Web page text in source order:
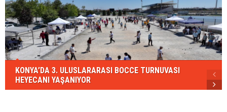
KONYA’DA 3. ULUSLARARASI BOCCE TURNUVASI
HEYECANI YAŞANIYOR